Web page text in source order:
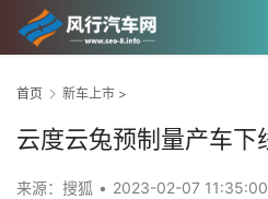
首页 新车上市 >
云度云兔预制量产车下
来源：搜狐 • 2023-02-07 11:35:00